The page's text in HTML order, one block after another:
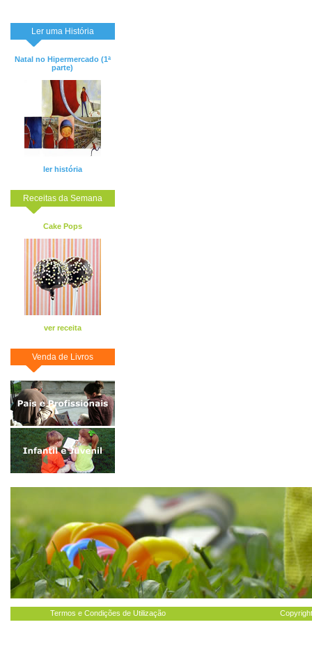
Ler uma História
Natal no Hipermercado (1ª
parte)
ler história
Receitas da Semana
Cake Pops
ver receita
Venda de Livros
Termos e Condições de Utilização